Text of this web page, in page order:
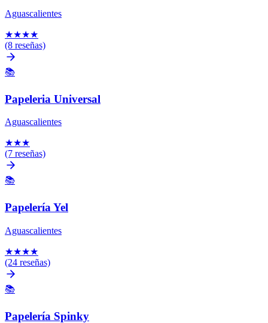
Aguascalientes
★★★★
(8 reseñas)
📚
Papeleria Universal
Aguascalientes
★★★
(7 reseñas)
📚
Papelería Yel
Aguascalientes
★★★★
(24 reseñas)
📚
Papelería Spinky